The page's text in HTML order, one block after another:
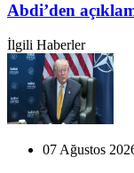
Abdi’den
İlgili Haberler
07 Ağustos